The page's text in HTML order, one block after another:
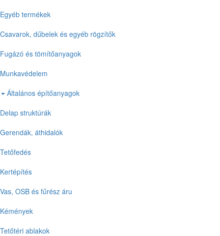
Egyéb termékek
Csavarok, dűbelek és egyéb rögzítők
Fugázó és tömítőanyagok
Munkavédelem
Általános építőanyagok
Delap struktúrák
Gerendák, áthidalók
Tetőfedés
Kertépítés
Vas, OSB és fűrész áru
Kémények
Tetőtéri ablakok